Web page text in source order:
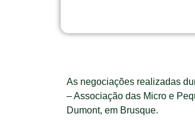
As negociações realizadas
– Associação das Micro e
Dumont, em Brusque.